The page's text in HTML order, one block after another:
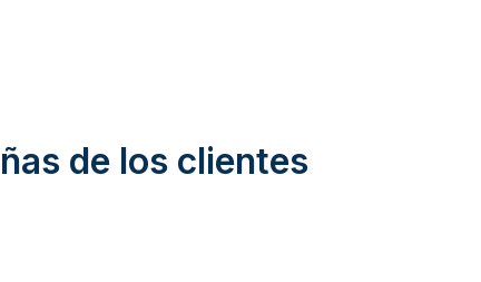
de los clientes